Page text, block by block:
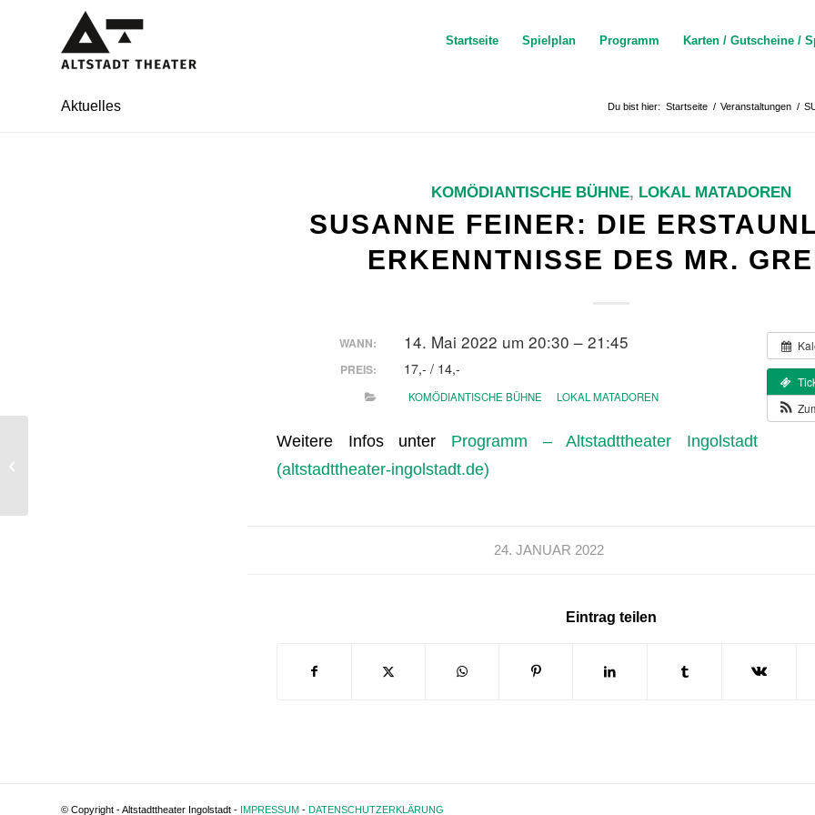
Startseite Spielplan Programm Karten / Gutscheine /
Aktuelles Du bist hier: Startseite / Veranstaltungen /
KOMÖDIANTISCHE BÜHNE, LOKAL MATADOREN
SUSANNE FEINER: DIE
ERKENNTNISSE DES MR.
WANN: 14. Mai 2022 um 20:30 – 21:45
PREIS: 17,- / 14,-
KOMÖDIANTISCHE BÜHNE LOKAL MATADOREN
Weitere Infos unter Programm – Altstadttheater Ingolstadt
(altstadttheater-ingolstadt.de)
24. JANUAR 2022
Eintrag teilen
© Copyright - Altstadttheater Ingolstadt - IMPRESSUM - DATENSCHUTZERKLÄRUNG